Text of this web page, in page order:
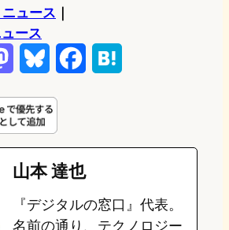
ュース
ース
s
t
o
u
e
s
k
e
b
o
e
a
山本 達也
『デジタルの窓口』代表。
名前の通り、テクノロジー